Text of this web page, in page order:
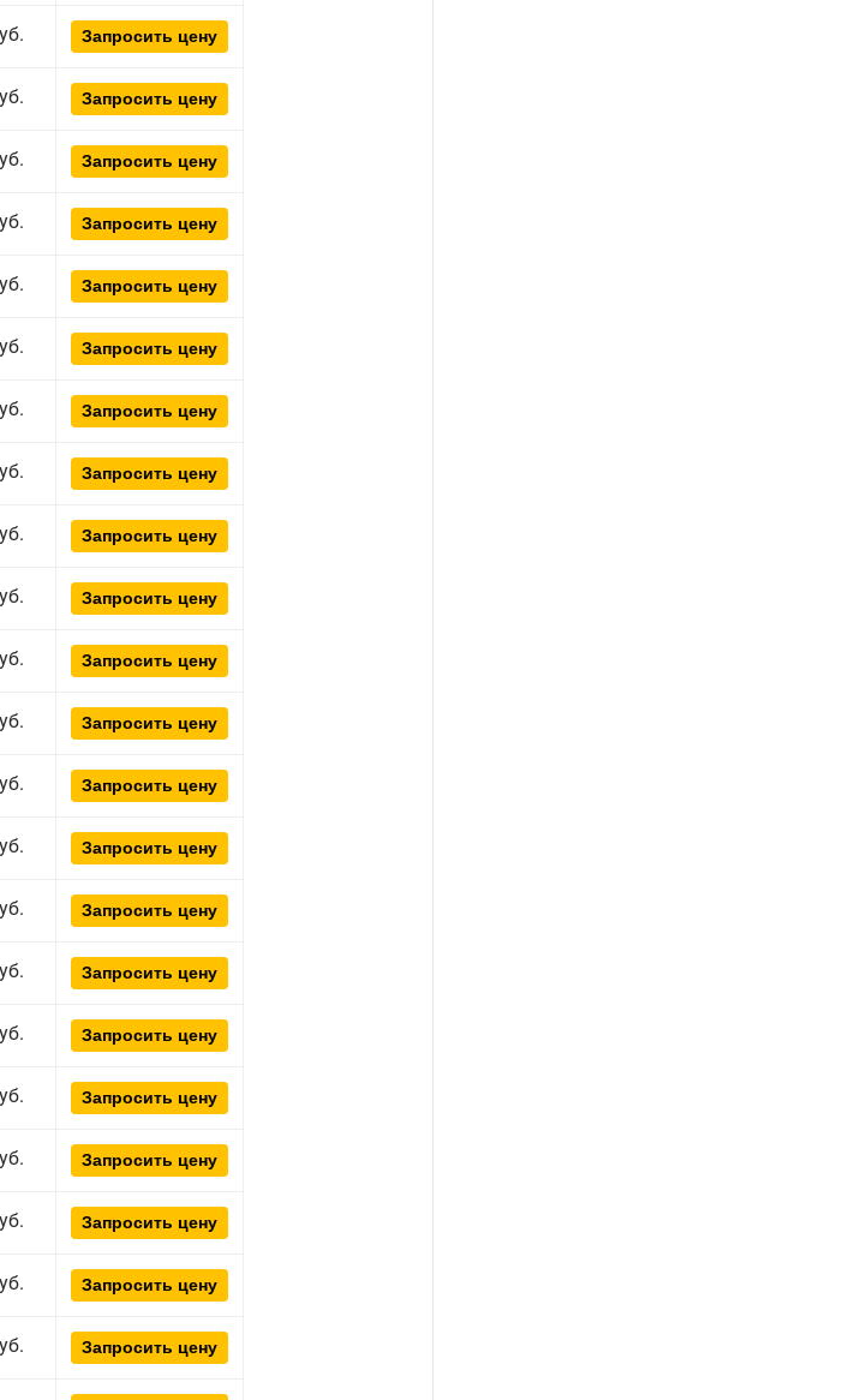
Запросить цену
Запросить цену
Запросить цену
Запросить цену
Запросить цену
Запросить цену
Запросить цену
Запросить цену
Запросить цену
Запросить цену
Запросить цену
Запросить цену
Запросить цену
Запросить цену
Запросить цену
Запросить цену
Запросить цену
Запросить цену
Запросить цену
Запросить цену
Запросить цену
Запросить цену